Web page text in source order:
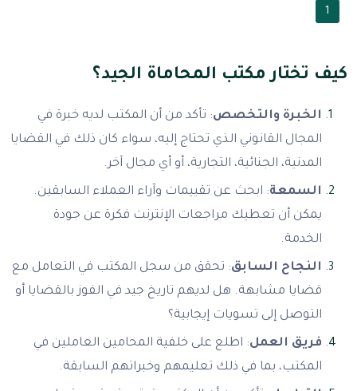
1
كيف تختار مكتب المحاماة الجيد؟
الخبرة والتخصص: تأكد من أن المكتب لديه خبرة في
المجال القانوني الذي تحتاج إليه، سواء كان ذلك في القضايا
المدنية، الجنائية، التجارية، أو أي مجال آخر.
السمعة: ابحث عن تقييمات وآراء العملاء السابقين.
يمكن أن تعطيك مراجعات الإنترنت فكرة عن جودة
الخدمة.
النجاح السابق: تحقق من سجل المكتب في التعامل مع
قضايا مشابهة. هل لديهم تاريخ جيد في الفوز بالقضايا أو
التوصل إلى تسويات إيجابية؟
فريق العمل: اطلع على خلفية المحامين العاملين في
المكتب، بما في ذلك تعليمهم وخبراتهم السابقة.